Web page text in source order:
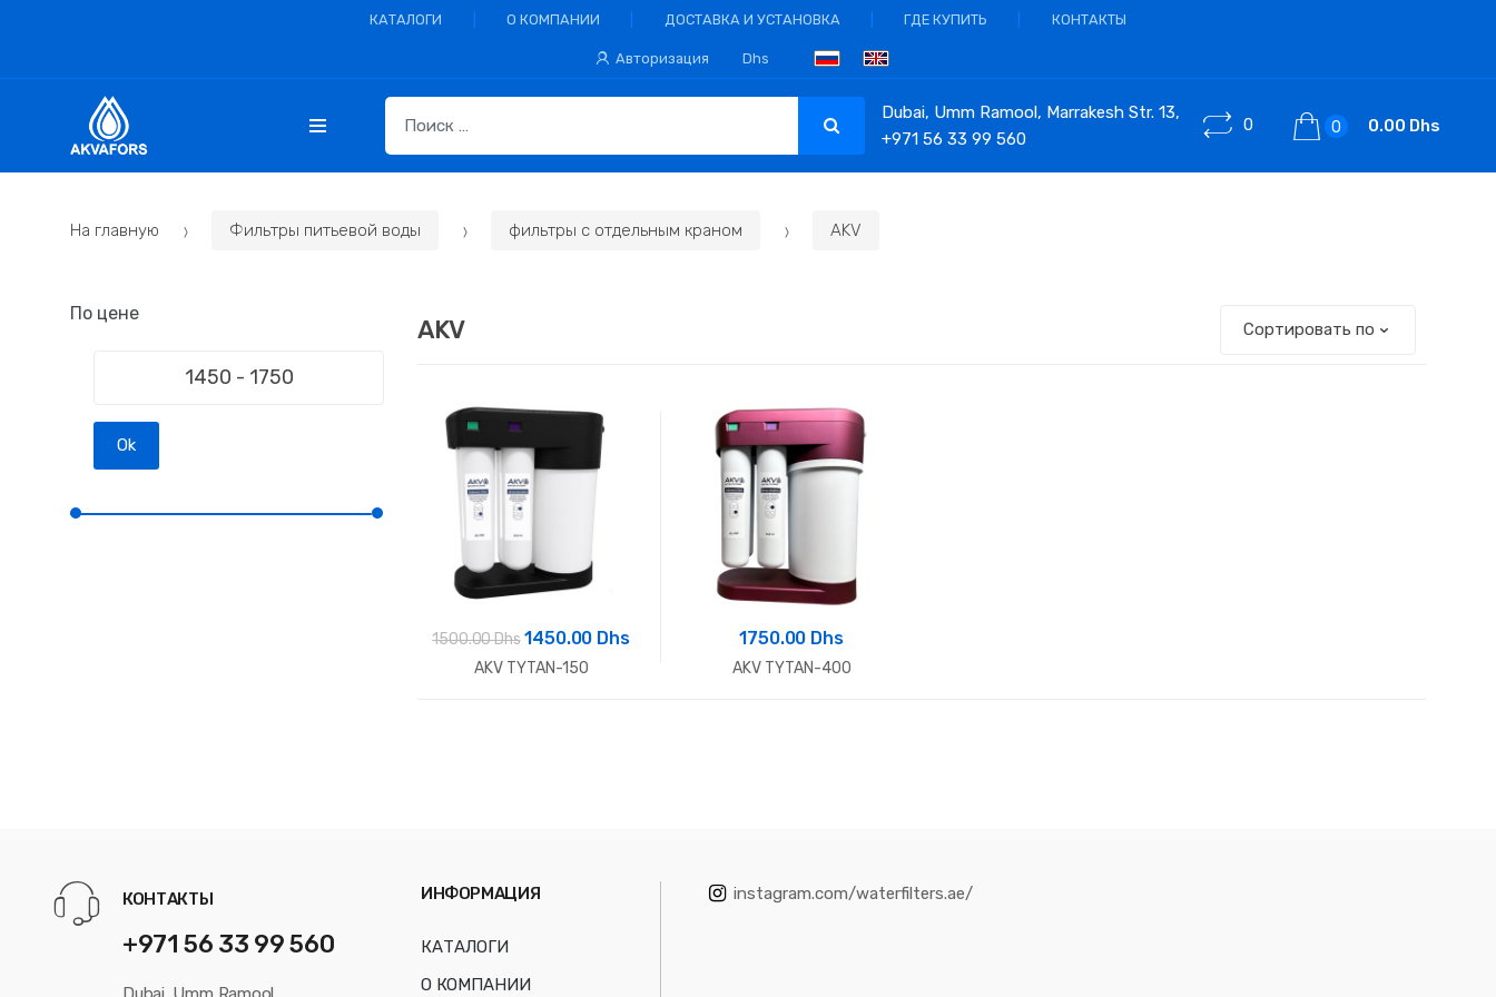
КАТАЛОГИ О КОМПАНИИ ДОСТАВКА И УСТАНОВКА ГДЕ КУПИТЬ КОНТАКТЫ
Авторизация Dhs
h
Dubai, Umm Ramool, Marrakesh Str. 13,
+971 56 33 99 560
0 0 0.00 Dhs
На главную Фильтры питьевой воды фильтры с отдельным краном AKV
AKV
1500.00 Dhs 1450.00 Dhs
AKV TYTAN-150
1750.00 Dhs
AKV TYTAN-400
По цене
Ok
КОНТАКТЫ
+971 56 33 99 560
ИНФОРМАЦИЯ
КАТАЛОГИ
О КОМПАНИИ
instagram.com/waterfilters.ae/